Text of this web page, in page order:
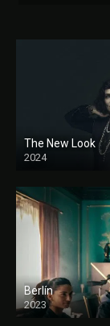
The New Look
2024
Berlín
2023